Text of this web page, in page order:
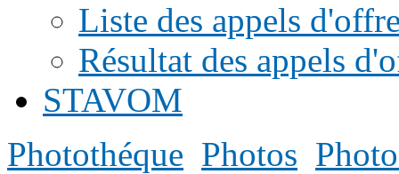
Liste des appels
Résultat des appels
STAVOM
Photothéque Photos